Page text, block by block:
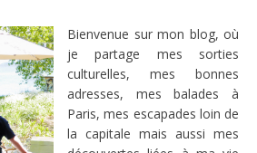
Bienvenue sur mon blog, où
je partage mes sorties
culturelles, mes bonnes
adresses, mes balades à
Paris, mes escapades loin de
la capitale mais aussi mes